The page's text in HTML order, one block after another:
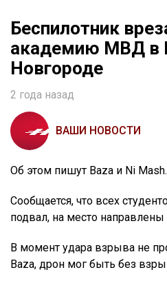
Беспилотник
академию МВД в
Новгороде
2 года назад
ВАШИ НОВОСТИ
Об этом пишут Baza и Ni Mash.
Сообщается, что всех
подвал, на место
В момент удара взрыва не
Baza, дрон мог быть без